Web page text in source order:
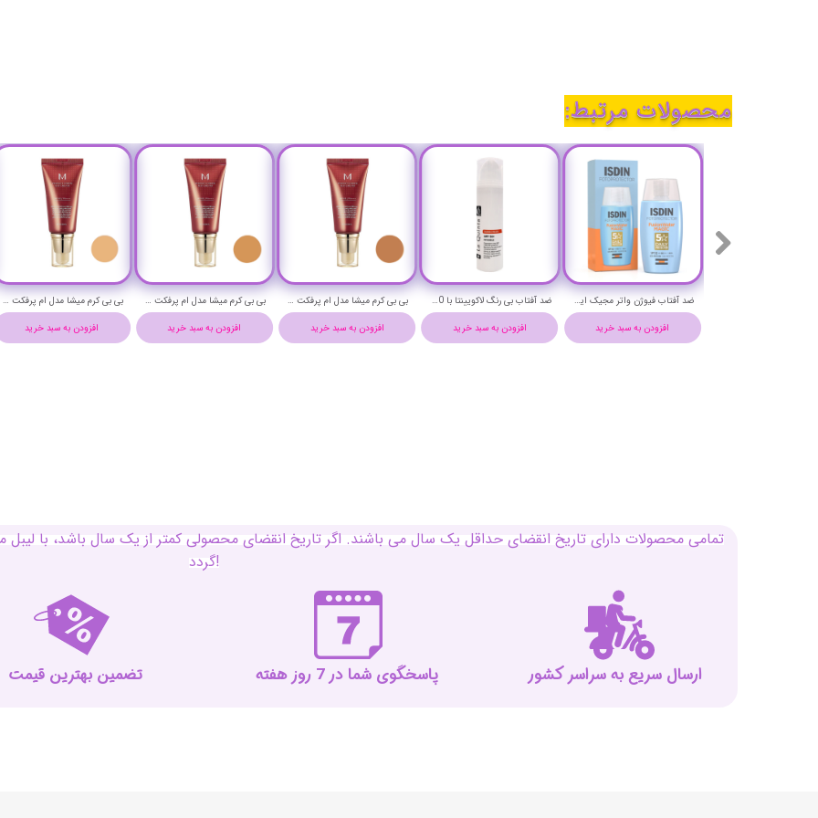
بی بی کرم میشا مدل ام پرفکت حجم 50 میلی لیتر شماره 27 - MISSHA M PERFECT COVER BB CREAM NO 27
افزودن به سبد خرید
بی بی کرم میشا مدل ام پرفکت حجم 50 میلی لیتر شماره 29 - MISSHA M PERFECT COVER BB CREAM NO 29
افزودن به سبد خرید
بی بی کرم میشا مدل ام پرفکت حجم 50 میلی لیتر شماره 31 - MISSHA M PERFECT COVER BB CREAM NO 31
افزودن به سبد خرید
ضد آفتاب بی رنگ لاکویینتا با SPF+50 حجم 50 میلی لیتر - LaQuinta sunscreen with spf+50
افزودن به سبد خرید
ضد آفتاب فیوژن واتر مجیک ایزدین اس پی اف 50 حجم 50 میلی لیتر - ISDIN FOTOPROTECTOR FUSIONWATER MAGIC
افزودن به سبد خرید
محصولات مرتبط:
تمامی محصولات دارای تاریخ انقضای حداقل یک سال می باشند. اگر تاریخ انقضای محصولی کمتر از یک سال باشد، با
گردد!
تضمین بهترین قیمت پاسخگوی شما در 7 روز هفته ارسال سریع به سراسر کشور